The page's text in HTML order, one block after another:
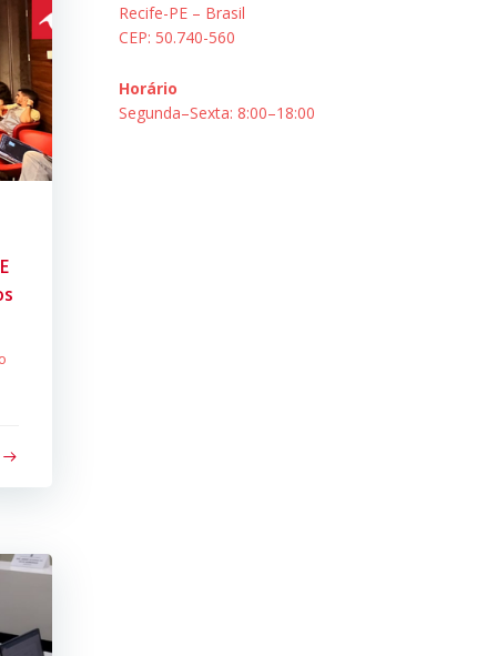
Recife-PE – Brasil
CEP: 50.740-560
Horário
Segunda–Sexta: 8:00–18:00